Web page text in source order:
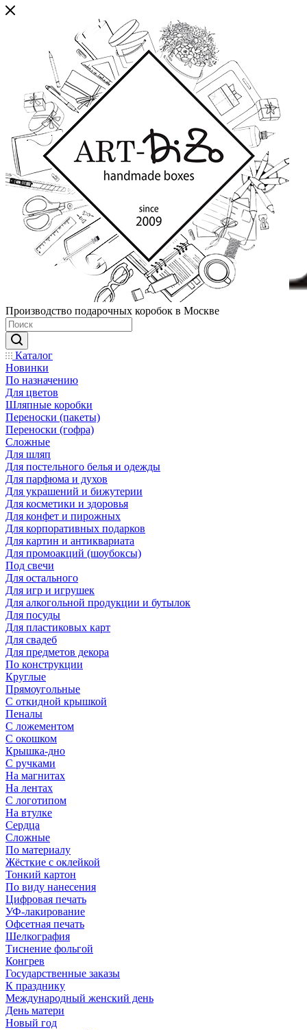
Производство подарочных коробок в Москве
Каталог
Новинки
По назначению
Для цветов
Шляпные коробки
Переноски (пакеты)
Переноски (гофра)
Сложные
Для шляп
Для постельного белья и одежды
Для парфюма и духов
Для украшений и бижутерии
Для косметики и здоровья
Для конфет и пирожных
Для корпоративных подарков
Для картин и антиквариата
Для промоакций (шоубоксы)
Под свечи
Для остального
Для игр и игрушек
Для алкогольной продукции и бутылок
Для посуды
Для пластиковых карт
Для свадеб
Для предметов декора
По конструкции
Круглые
Прямоугольные
С откидной крышкой
Пеналы
С ложементом
С окошком
Крышка-дно
С ручками
На магнитах
На лентах
С логотипом
На втулке
Сердца
Сложные
По материалу
Жёсткие с оклейкой
Тонкий картон
По виду нанесения
Цифровая печать
УФ-лакирование
Офсетная печать
Шелкография
Тиснение фольгой
Конгрев
Государственные заказы
К празднику
Международный женский день
День матери
Новый год